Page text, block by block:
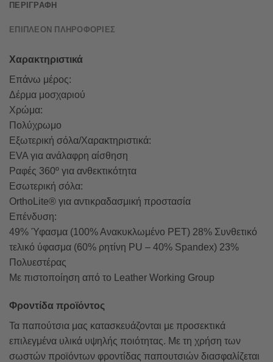
ΠΕΡΙΓΡΑΦΉ
ΕΠΙΠΛΈΟΝ ΠΛΗΡΟΦΟΡΊΕΣ
Χαρακτηριστικά
Επάνω μέρος:
Δέρμα μοσχαριού
Χρώμα:
Πολύχρωμο
Εξωτερική σόλα/Χαρακτηριστικά:
EVA για ανάλαφρη αίσθηση
Ραφές 360º για ανθεκτικότητα
Εσωτερική σόλα:
OrthoLite® για αντικραδασμική προστασία
Επένδυση:
49% Ύφασμα (100% Ανακυκλωμένο PET) 28% Συνθετικό
τελικό ύφασμα (60% ρητίνη PU – 40% Spandex) 23%
Πολυεστέρας
Με πιστοποίηση από το Leather Working Group
Φροντίδα προϊόντος
Τα παπούτσια μας κατασκευάζονται με προσεκτικά
επιλεγμένα υλικά υψηλής ποιότητας. Με τη χρήση των
σωστών προϊόντων φροντίδας παπουτσιών διασφαλίζεται